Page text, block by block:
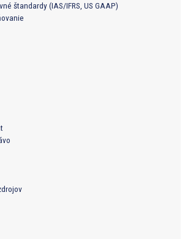
štandardy (IAS/IFRS, US GAAP)